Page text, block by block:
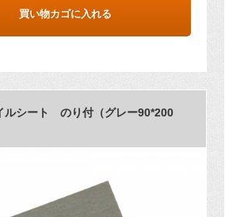
買い物カゴに入れる
ルシート のり付（グレー90*200